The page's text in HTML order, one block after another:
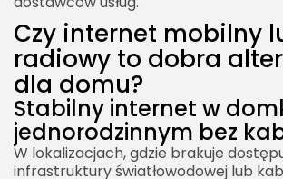
Czy internet mobilny
radiowy to dobra
dla domu?
Stabilny internet w
jednorodzinnym bez
W lokalizacjach, gdzie brakuje
infrastruktury światłowodowej lub